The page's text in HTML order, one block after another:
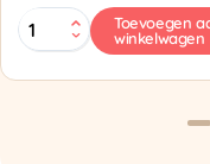
MINI
PAK'R
Refurbished
Toevoegen
winkelwagen